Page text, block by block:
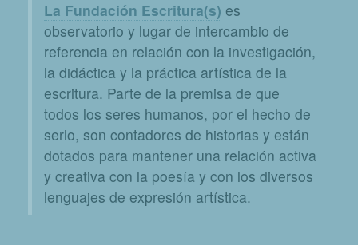
La Fundación Escritura(s) es
observatorio y lugar de intercambio de
referencia en relación con la investigación,
la didáctica y la práctica artística de la
escritura. Parte de la premisa de que
todos los seres humanos, por el hecho de
serlo, son contadores de historias y están
dotados para mantener una relación activa
y creativa con la poesía y con los diversos
lenguajes de expresión artística.